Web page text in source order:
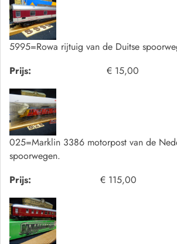
5995=Rowa rijtuig van de Duitse
Prijs:
€ 15,00
025=Marklin 3386 motorpost van de
spoorwegen.
Prijs:
€ 115,00